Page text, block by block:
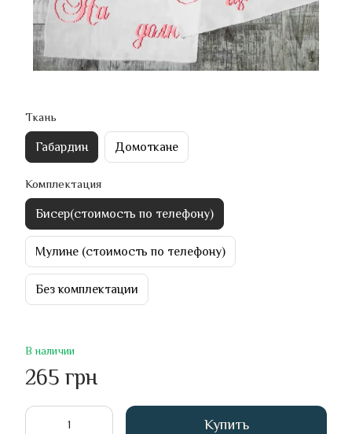
Ткань
Габардин Домоткане
Комплектация
Бисер(стоимость по телефону)
Мулине (стоимость по телефону)
Без комплектации
В наличии
265 грн
Купить